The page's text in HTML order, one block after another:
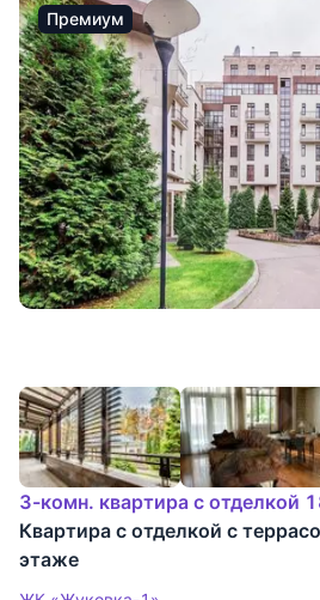
Премиум
3-комн. квартира с отделкой
Квартира с отделкой с
этаже